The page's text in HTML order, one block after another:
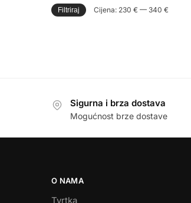
Filtriraj Cijena: 230 € — 340 €
Sigurna i brza dostava
Mogućnost brze dostave
O NAMA
Tvrtka